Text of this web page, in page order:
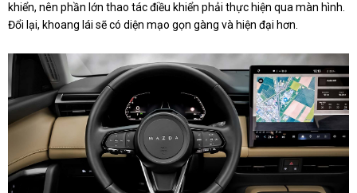
khiển, nên phần lớn thao tác điều khiển phải thực hiện qua màn hình.
Đổi lại, khoang lái sẽ có diện mạo gọn gàng và hiện đại hơn.